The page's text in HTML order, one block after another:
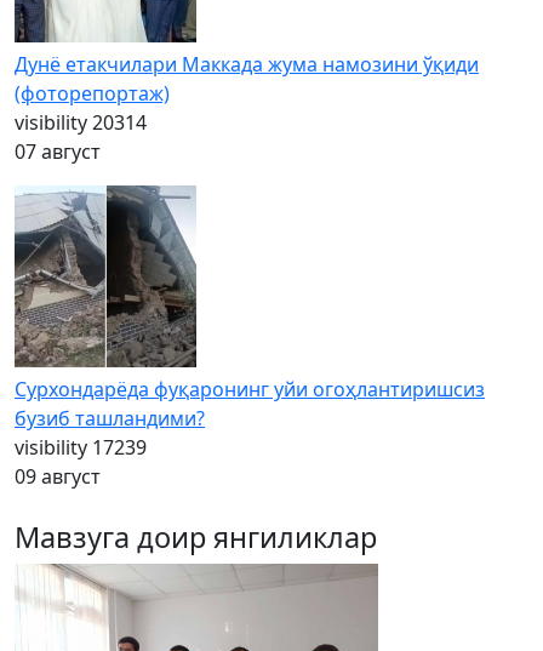
Дунё етакчилари Маккада жума намозини ўқиди
(фоторепортаж)
visibility20314
07 август
Сурхондарёда фуқаронинг уйи огоҳлантиришсиз
бузиб ташландими?
visibility 17239
09 август
Мавзуга доир янгиликлар